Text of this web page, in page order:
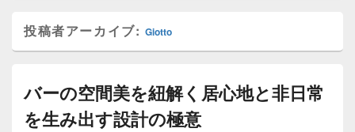
投稿者アーカイブ: Giotto
バーの空間美を紐解く居心地と非日常
を生み出す設計の極意